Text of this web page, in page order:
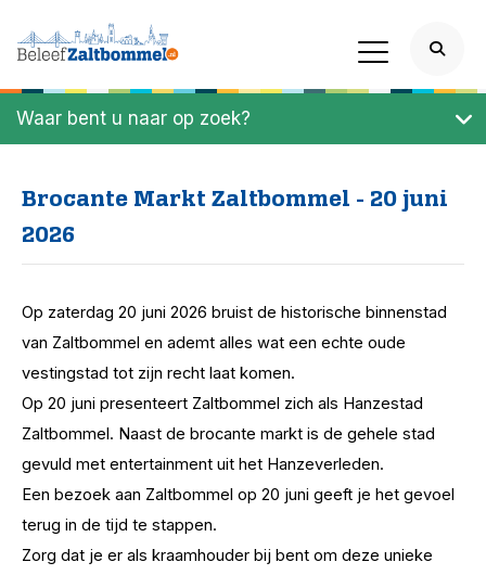
Waar bent u naar op zoek?
Brocante Markt Zaltbommel - 20 juni
2026
Op zaterdag 20 juni 2026 bruist de historische binnenstad
van Zaltbommel en ademt alles wat een echte oude
vestingstad tot zijn recht laat komen.
Op 20 juni presenteert Zaltbommel zich als Hanzestad
Zaltbommel. Naast de brocante markt is de gehele stad
gevuld met entertainment uit het Hanzeverleden.
Een bezoek aan Zaltbommel op 20 juni geeft je het gevoel
terug in de tijd te stappen.
Zorg dat je er als kraamhouder bij bent om deze unieke